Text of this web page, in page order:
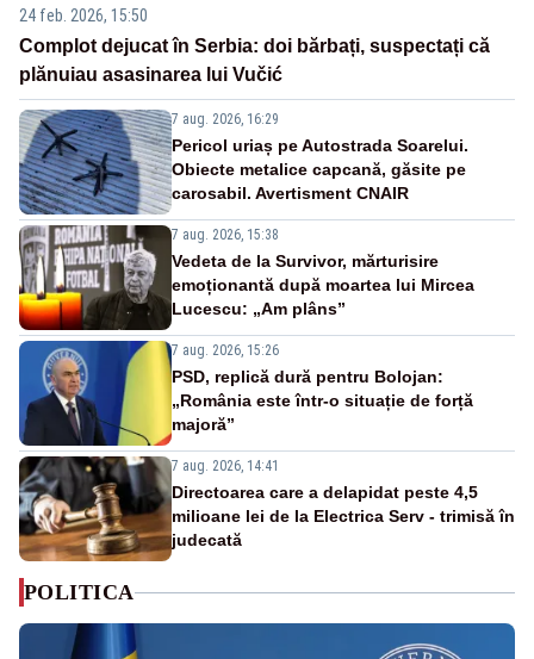
24 feb. 2026, 15:50
Complot dejucat în Serbia: doi bărbați, suspectați că
plănuiau asasinarea lui Vučić
7 aug. 2026, 16:29
Pericol uriaș pe Autostrada Soarelui.
Obiecte metalice capcană, găsite pe
carosabil. Avertisment CNAIR
7 aug. 2026, 15:38
Vedeta de la Survivor, mărturisire
emoționantă după moartea lui Mircea
Lucescu: „Am plâns”
7 aug. 2026, 15:26
PSD, replică dură pentru Bolojan:
„România este într-o situație de forță
majoră”
7 aug. 2026, 14:41
Directoarea care a delapidat peste 4,5
milioane lei de la Electrica Serv - trimisă în
judecată
POLITICA